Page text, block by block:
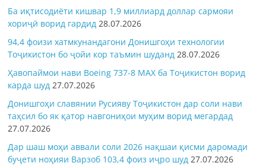
Ба иқтисодиёти кишвар 1,9 миллиард доллар сармояи
хориҷӣ ворид гардид 28.07.2026
94,4 фоизи хатмкунандагони Донишгоҳи технологии
Тоҷикистон бо ҷойи кор таъмин шуданд 28.07.2026
Ҳавопаймои нави Boeing 737-8 MAX ба Тоҷикистон ворид
карда шуд 27.07.2026
Донишгоҳи славянии Русияву Тоҷикистон дар соли нави
таҳсил бо як қатор навгониҳои муҳим ворид мегардад
27.07.2026
Дар шаш моҳи аввали соли 2026 нақшаи қисми даромади
буҷети ноҳияи Варзоб 103,4 фоиз иҷро шуд 27.07.2026